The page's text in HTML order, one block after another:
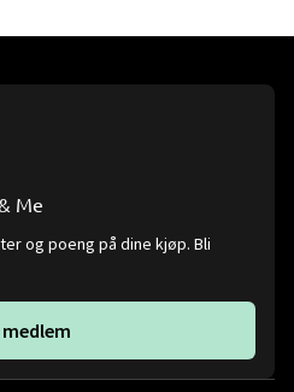
Me
og poeng på dine kjøp. Bli
medlem